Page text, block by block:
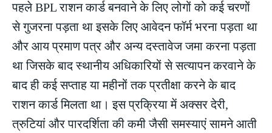
पहले BPL राशन कार्ड बनवाने के लिए लोगों को कई चरणों
से गुजरना पड़ता था इसके लिए आवेदन फॉर्म भरना पड़ता था
और आय प्रमाण पत्र और अन्य दस्तावेज जमा करना पड़ता
था जिसके बाद स्थानीय अधिकारियों से सत्यापन करवाने के
बाद ही कई सप्ताह या महीनों तक प्रतीक्षा करने के बाद
राशन कार्ड मिलता था। इस प्रक्रिया में अक्सर देरी,
त्रुटियां और पारदर्शिता की कमी जैसी समस्याएं सामने आती